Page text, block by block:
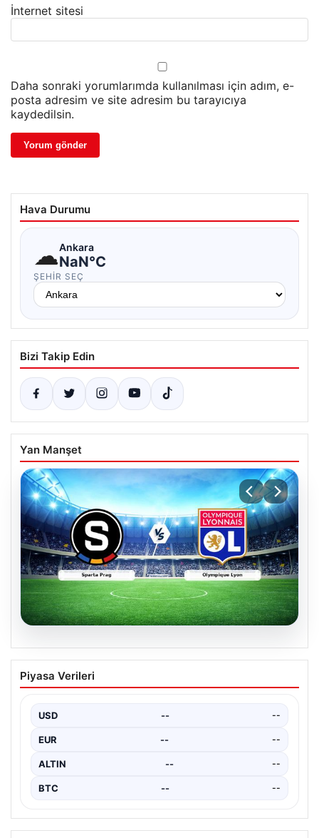
İnternet sitesi
Daha sonraki yorumlarımda kullanılması için adım, e-
posta adresim ve site adresim bu tarayıcıya
kaydedilsin.
Hava Durumu
☁Ankara
NaN°C
ŞEHIR SEÇ
Bizi Takip Edin
Yan Manşet
CANLI | Sparta Prag – Olympique Lyon
Canlı Maç Anlatımı
Piyasa Verileri
USD -- --
EUR -- --
ALTIN -- --
BTC -- --